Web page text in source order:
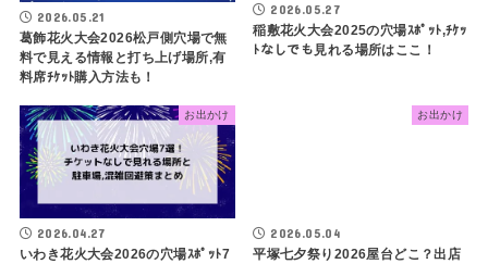
2026.05.21
葛飾花火大会2026松戸側穴場で無
料で見える情報と打ち上げ場所,有
料席ﾁｹｯﾄ購入方法も！
2026.05.27
稲敷花火大会2025の穴場ｽﾎﾟｯﾄ,ﾁｹｯ
ﾄなしでも見れる場所はここ！
お出かけ
2026.04.27
いわき花火大会2026の穴場ｽﾎﾟｯﾄ7
お出かけ
2026.05.04
平塚七夕祭り2026屋台どこ？出店